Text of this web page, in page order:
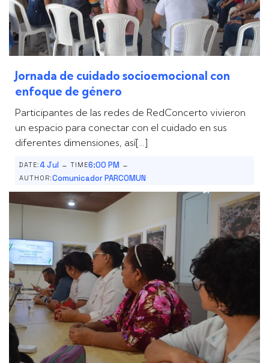
Jornada de cuidado socioemocional con
enfoque de género
Participantes de las redes de RedConcerto vivieron
un espacio para conectar con el cuidado en sus
diferentes dimensiones, así[…]
DATE:4 Jul - TIME6:00 PM -
AUTHOR:Comunicador PARCOMUN